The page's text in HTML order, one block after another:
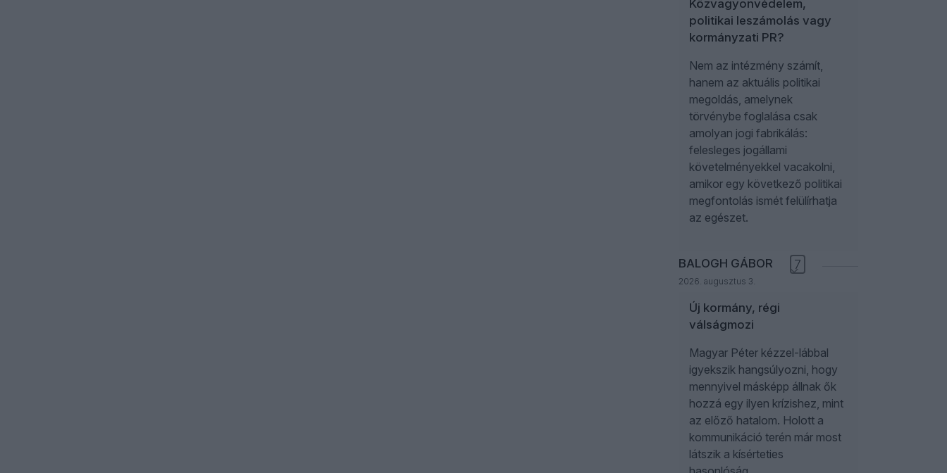
Közvagyonvédelem,
politikai leszámolás vagy
kormányzati PR?
Nem az intézmény számít,
hanem az aktuális politikai
megoldás, amelynek
törvénybe foglalása csak
amolyan jogi fabrikálás:
felesleges jogállami
követelményekkel vacakolni,
amikor egy következő politikai
megfontolás ismét felülírhatja
az egészet.
BALOGH GÁBOR
2026. augusztus 3.
7
Új kormány, régi
válságmozi
Magyar Péter kézzel-lábbal
igyekszik hangsúlyozni, hogy
mennyivel másképp állnak ők
hozzá egy ilyen krízishez, mint
az előző hatalom. Holott a
kommunikáció terén már most
látszik a kísérteties